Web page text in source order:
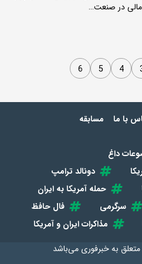
مالی در صنعت…
4
5
6
با ما مسابقه
داغ
دونالد ترامپ
حمله آمریکا به ایران
سرگرمی
فال حافظ
مذاکرات ایران و آمریکا
بهخبرفوری می‌باشد